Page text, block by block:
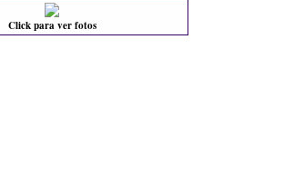
Click para ver fotos